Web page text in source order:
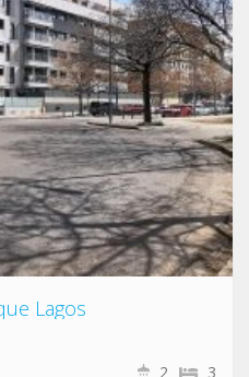
Lagos
3
2